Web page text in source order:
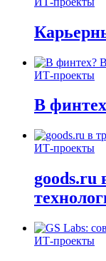
ИТ-проекты
В
ИТ-проекты
goods.ru
ИТ-проекты